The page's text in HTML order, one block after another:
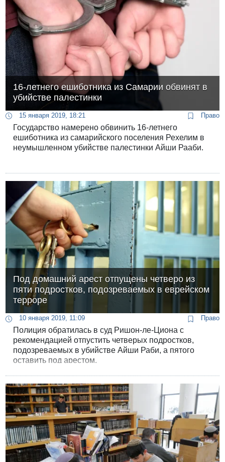
16-летнего ешиботника из Самарии обвинят в
убийстве палестинки
15 января 2019, 18:21 Право
Государство намерено обвинить 16-летнего
ешиботника из самарийского поселения Рехелим в
неумышленном убийстве палестинки Айши Рааби.
Под домашний арест отпущены четверо из
пяти подростков, подозреваемых в еврейском
терроре
10 января 2019, 11:09 Право
Полиция обратилась в суд Ришон-ле-Циона с
рекомендацией отпустить четверых подростков,
подозреваемых в убийстве Айши Раби, а пятого
оставить под арестом.